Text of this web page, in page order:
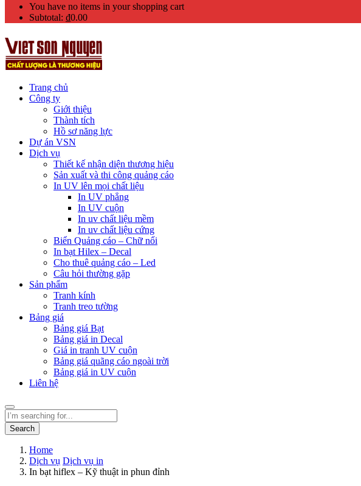
You have no items in your shopping cart
Subtotal: ₫0.00
Trang chủ
Công ty
Giới thiệu
Thành tích
Hồ sơ năng lực
Dự án VSN
Dịch vụ
Thiết kế nhận diện thương hiệu
Sản xuất và thi công quảng cáo
In UV lên mọi chất liệu
In UV phẳng
In UV cuộn
In uv chất liệu mềm
In uv chất liệu cứng
Biển Quảng cáo – Chữ nổi
In bạt Hilex – Decal
Cho thuê quảng cáo – Led
Câu hỏi thường gặp
Sản phẩm
Tranh kính
Tranh treo tường
Bảng giá
Bảng giá Bạt
Bảng giá in Decal
Giá in tranh UV cuộn
Bảng giá quãng cáo ngoài trời
Bảng giá in UV cuộn
Liên hệ
Search
Home
Dịch vụ Dịch vụ in
In bạt hiflex – Kỹ thuật in phun đỉnh